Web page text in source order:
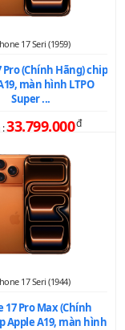
17 Seri (1959)
Pro (Chính Hãng) chip
màn hình LTPO
Super ...
:33.799.000đ
17 Seri (1944)
17 Pro Max (Chính
Apple A19, màn hình